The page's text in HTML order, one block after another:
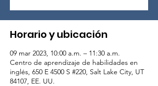
Horario y ubicación
09 mar 2023, 10:00 a.m. – 11:30 a.m.
Centro de aprendizaje de habilidades en
inglés, 650 E 4500 S #220, Salt Lake City, UT
84107, EE. UU.